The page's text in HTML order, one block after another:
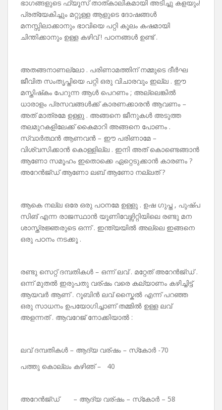
ഭാഗങ്ങളുടെ ഫ്യൂസ് താത്കാലികമായി അടിച്ചു കളയും!
പ്രത്യേകിച്ചും മറ്റുള്ള ആളുടെ ദോഷങ്ങൾ
മനസ്സിലാക്കാനും ഭാവിയെ പറ്റി കൂലം കഷമായി
ചിന്തിക്കാനും ഉള്ള കഴിവ് ! പഠനങ്ങൾ ഉണ്ട് .
അതങ്ങനാണല്ലോ . പരിണാമത്തിന് നമ്മുടെ ദീർഘ
ജീവിത സംതൃപ്തിയെ പറ്റി ഒരു വിചാരവും ഇല്ല . ഈ
മസ്തിഷ്‌കം പേറുന്ന ആൾ പെറണം ; അല്ലെങ്കിൽ
ധാരാളം പ്രസവങ്ങൾക്ക് കാരണക്കാരൻ ആവണം –
അത് മാത്രമേ ഉള്ളു . അങ്ങനെ ജീനുകൾ അടുത്ത
തലമുറകളിലേക്ക് കൈമാറി അങ്ങനെ പോണം .
സ്വാർത്ഥൻ ആണവൻ – ഈ പരിണാമേ –
വിശ്വസിക്കാൻ കൊള്ളില്ല . ഇനി അത് കൊണ്ടെങ്ങാൻ
ആണോ സമൂഹം ഇതൊക്കെ ഏറ്റെടുക്കാൻ കാരണം ?
അറേൻജ്‌ഡ്‌ ആണോ ലബ് ആണോ നല്ലത് ?
ആകെ നല്ല ഒരേ ഒരു പഠനമേ ഉള്ളു . ഉഷ ഗുപ്ത , പുഷ്പ
സിങ് എന്ന രാജസ്ഥാൻ യൂണിവേഴ്സിറ്റിയിലെ രണ്ടു മന
ശാസ്ത്രജ്ഞരുടെ ഒന്ന് . ഇന്ത്യയിൽ അല്ലെ ഇങ്ങനെ
ഒരു പഠനം നടക്കൂ .
രണ്ടു സെറ്റ് ദമ്പതികൾ – ഒന്ന് ലവ് . മറ്റേത് അറേൻജ്‌ഡ്‌ .
ഒന്ന് മുതൽ ഇരുപതു വര്ഷം വരെ കല്യാണം കഴിച്ചിട്ട്
ആയവർ ആണ് . റൂബിൻ ലവ് സ്കൈൽ എന്ന് പറഞ്ഞ
ഒരു സാധനം ഉപയോഗിച്ചാണ് തമ്മിൽ ഉള്ള ലവ്
അളന്നത് . ആവറേജ് നോക്കിയാൽ :
ലവ് ദമ്പതികൾ – ആദ്യ വര്ഷം – സ്‌കോർ -70
പത്തു കൊല്ലം കഴിഞ് – 40
അറേൻജ്‌ഡ്‌ – ആദ്യ വര്ഷം – സ്‌കോർ – 58